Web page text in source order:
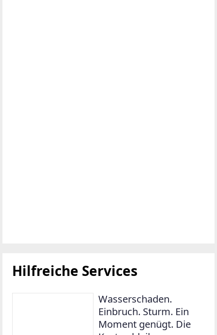
Hilfreiche Services
Wasserschaden.
Einbruch. Sturm. Ein
Moment genügt. Die